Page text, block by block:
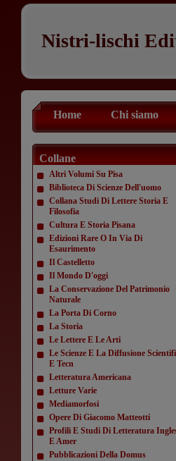
Nistri-lischi
Home Chi siamo
Collane
Altri Volumi Su Pisa
Biblioteca Di Scienze Dell'uomo
Collana Studi Di Lettere Storia E
Filosofia
Cultura E Storia Pisana
Edizioni Rare O In Via Di
Esaurimento
Il Castelletto
Il Mondo D'oggi
La Conservazione Del Patrimonio
Naturale
La Porta Di Corno
La Storia
Le Lettere E Le Arti
Le Scienze E La Diffusione
E Tecn
Letteratura Americana
Letture Varie
Mediamorfosi
Opere Di Giacomo Matteotti
Profili E Studi Di Letteratura
E Amer
Pubblicazioni Della Domus